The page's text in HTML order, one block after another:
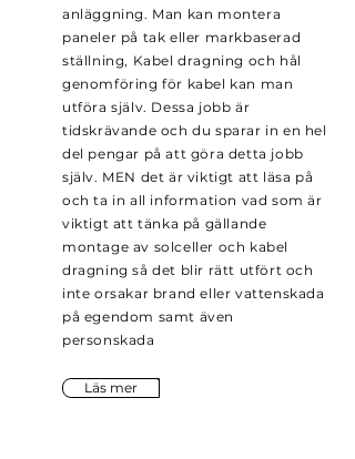
anläggning. Man kan montera
paneler på tak eller markbaserad
ställning, Kabel dragning och hål
genomföring för kabel kan man
utföra själv. Dessa jobb är
tidskrävande och du sparar in en hel
del pengar på att göra detta jobb
själv. MEN det är viktigt att läsa på
och ta in all information vad som är
viktigt att tänka på gällande
montage av solceller och kabel
dragning så det blir rätt utfört och
inte orsakar brand eller vattenskada
på egendom samt även
personskada
Läs mer